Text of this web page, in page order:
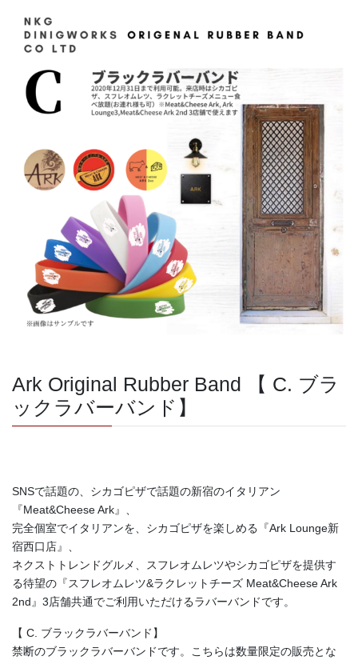
Ark Original Rubber Band 【 C. ブラ
ックラバーバンド】
SNSで話題の、シカゴピザで話題の新宿のイタリアン
『Meat&Cheese Ark』、
完全個室でイタリアンを、シカゴピザを楽しめる『Ark Lounge新
宿西口店』、
ネクストトレンドグルメ、スフレオムレツやシカゴピザを提供す
る待望の『スフレオムレツ&ラクレットチーズ Meat&Cheese Ark
2nd』3店舗共通でご利用いただけるラバーバンドです。
【 C. ブラックラバーバンド】
禁断のブラックラバーバンドです。こちらは数量限定の販売とな